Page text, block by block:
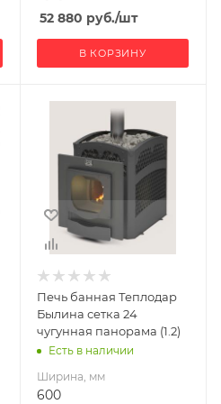
52 880 руб./шт
В КОРЗИНУ
Глубина, мм
Высота, мм
740
Материал
Чугун
Вид топлива
Дрова
Диаметр дымохода,
мм
115
Печь банная Теплодар
Былина сетка 24
чугунная панорама (1.2)
Есть в наличии
Ширина, мм
600